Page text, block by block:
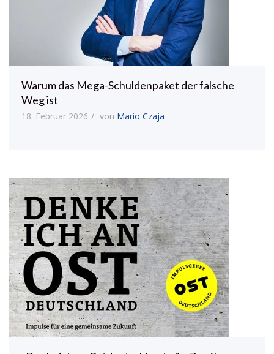
Warum das Mega-Schuldenpaket der falsche
Weg ist
18. Februar 2026 von Mario Czaja